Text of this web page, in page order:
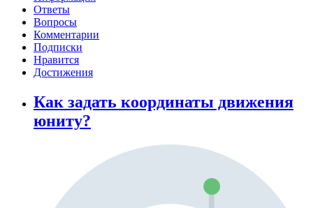
Ответы
Вопросы
Комментарии
Подписки
Нравится
Достижения
Как задать координаты движения
юниту?